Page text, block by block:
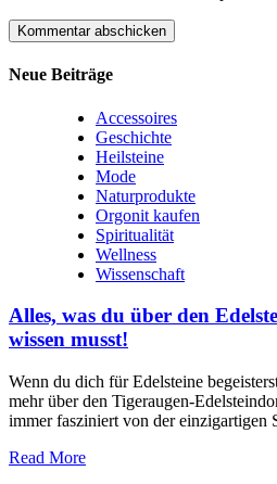
Neue Beiträge
Accessoires
Geschichte
Heilsteine
Mode
Naturprodukte
Orgonit kaufen
Spiritualität
Wellness
Wissenschaft
Alles, was du über den
wissen musst!
Wenn‌ du dich für Edelsteine
mehr⁢ über den Tigeraugen-
immer fasziniert ‍von der einzigartigen
Read More